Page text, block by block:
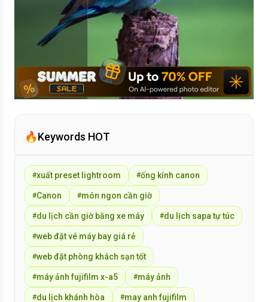
🔥Keywords HOT
#xuất preset lightroom #ống kính canon
#Canon #món ngon cần giờ
#du lịch cần giờ bằng xe máy #du lịch sapa tự túc
#web đặt vé máy bay giá rẻ
#web đặt phòng khách sạn tốt
#máy ảnh fujifilm x-a5 #máy ảnh
#du lịch khánh hòa #may anh fujifilm